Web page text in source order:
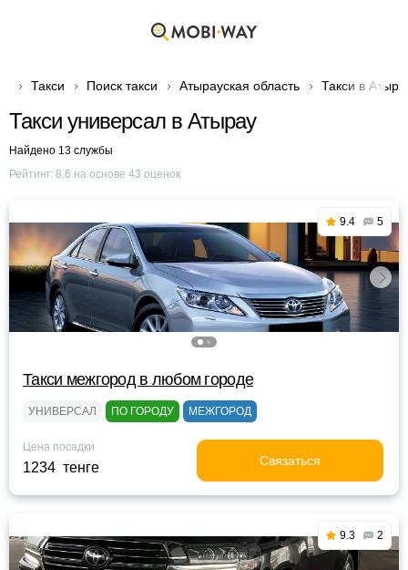
Такси Поиск такси Атырауская область Такси в
Такси универсал в Атырау
Найдено 13 службы
Рейтинг: 8.6 на основе 43 оценок
9.4 5
Такси межгород в любом городе
УНИВЕРСАЛ ПО ГОРОДУ МЕЖГОРОД
Цена посадки
1234 тенге Связаться
9.3 2